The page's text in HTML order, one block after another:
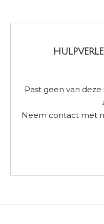
Past geen van
Neem contact met